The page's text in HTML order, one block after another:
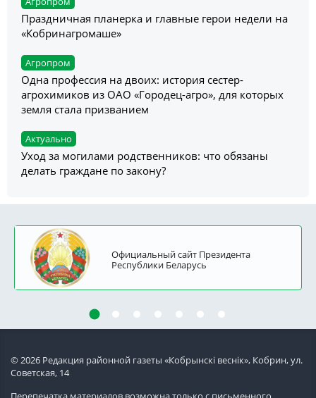
Праздничная планерка и главные герои недели на
«Кобринагромаше»
Агропром
Одна профессия на двоих: история сестер-
агрохимиков из ОАО «Городец-агро», для которых
земля стала призванием
Актуально
Уход за могилами родственников: что обязаны
делать граждане по закону?
Официальный сайт Президента
Республики Беларусь
© 2026 Редакция районной газеты «Кобрынскi веснiк», Кобрин, ул.
Советская, 14